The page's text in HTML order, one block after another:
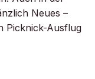
Neues –
Picknick-Ausflug